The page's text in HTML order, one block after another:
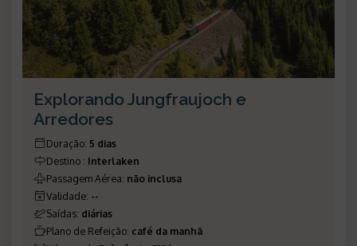
Explorando Jungfraujoch e
Arredores
Duração: 5 dias
Destino : Interlaken
Passagem Aérea: não inclusa
Validade: --
Saídas: diárias
Plano de Refeição: café da manhã